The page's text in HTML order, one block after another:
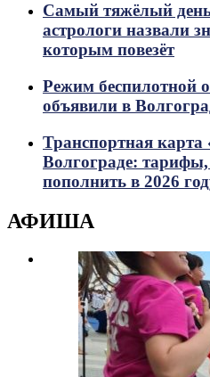
Самый тяжёлый
астрологи назвали
которым повезёт
Режим беспилотной
объявили в
Транспортная карта
Волгограде: тарифы,
пополнить в 2026
АФИША